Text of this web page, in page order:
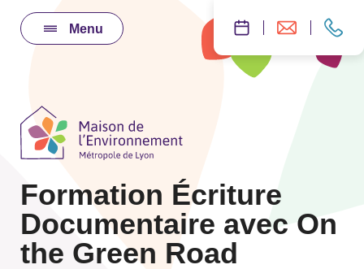
Menu
Formation Écriture
Documentaire avec On
the Green Road